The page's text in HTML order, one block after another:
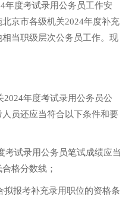
年度考试录用公务员工作安
京市各级机关2024年度补充
当职级层次公务员工作。现
2024年度考试录用公务员公
员还应当符合以下条件和要
考试录用公务员笔试成绩应当
格分数线；
拟报考补充录用职位的资格条